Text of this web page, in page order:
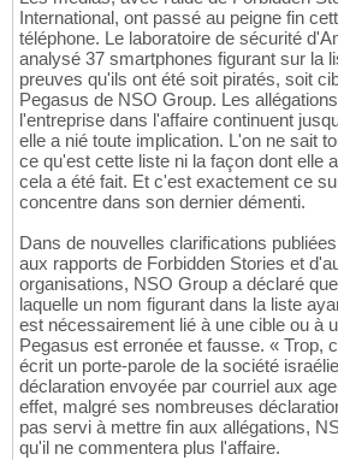
International, ont passé au peigne fin
téléphone. Le laboratoire de sécurité
analysé 37 smartphones figurant sur la
preuves qu'ils ont été soit piratés, soit
Pegasus de NSO Group. Les
l'entreprise dans l'affaire continuent
elle a nié toute implication. L'on ne sait
ce qu'est cette liste ni la façon dont elle
cela a été fait. Et c'est exactement ce
concentre dans son dernier démenti.
Dans de nouvelles clarifications
aux rapports de Forbidden Stories et
organisations, NSO Group a déclaré
laquelle un nom figurant dans la liste
est nécessairement lié à une cible ou à
Pegasus est erronée et fausse. « Trop,
écrit un porte-parole de la société
déclaration envoyée par courriel aux
effet, malgré ses nombreuses
pas servi à mettre fin aux allégations,
qu'il ne commentera plus l'affaire.